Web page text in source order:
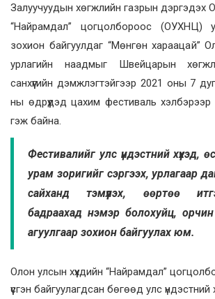
Залуучуудын хөгжлийн газрын дэргэдэх
“Найрамдал” цогцолбороос (ОУХНЦ)
зохион байгуулдаг “Мөнгөн хараацай”
урлагийн наадмыг Швейцарын
санхүүгийн дэмжлэгтэйгээр 2021 оны 7
ны өдрүүдэд цахим фестиваль хэлбэрээр
гэж байна.
Фестивалийг улс үндэстний хүүхэд,
урам зоригийг сэргээх, урлагаар
сайханд тэмүүлэх, өөртөө
бадраахад нэмэр болохуйц, орчин
агуулгаар зохион байгуулах юм.
Олон улсын хүүхдийн “Найрамдал”
үүсгэн байгуулагдсан бөгөөд улс үндэстний